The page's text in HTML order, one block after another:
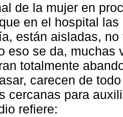
de la mujer en
en el hospital
están aisladas,
eso se da, muchas
totalmente
carecen de
cercanas para
refiere: